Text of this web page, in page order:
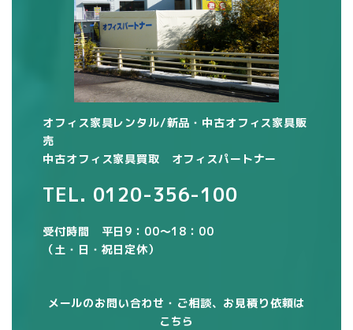
オフィス家具レンタル/新品・中古オフィス家具販
売
中古オフィス家具買取 オフィスパートナー
TEL. 0120-356-100
受付時間 平日9：00～18：00
（土・日・祝日定休）
メールのお問い合わせ・ご相談、お見積り依頼は
こちら